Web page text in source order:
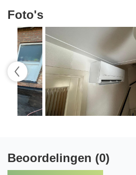
Foto's
Beoordelingen (0)